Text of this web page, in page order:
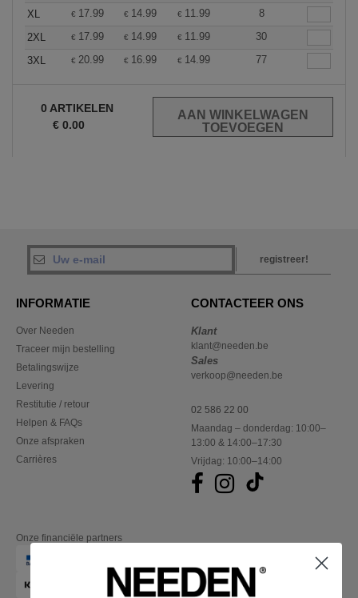
XL
€ 17.99 € 14.99 € 11.99
8
2XL
€ 17.99 € 14.99 € 11.99
30
3XL
€ 20.99 € 16.99 € 14.99 77
0 ARTIKELEN
€ 0.00
registreer!
INFORMATIE
Over Needen
Traceer mijn bestelling
Betalingswijze
Levering
Restitutie / retour
Helpen & FAQs
Onze afspraken
Carrières
CONTACTEER ONS
Klant
klant@needen.be
Sales
verkoop@needen.be
02 586 22 00
Maandag – donderdag: 10:00–
13:00 & 14:00–17:30
Vrijdag: 10:00–14:00
Onze financiële partners